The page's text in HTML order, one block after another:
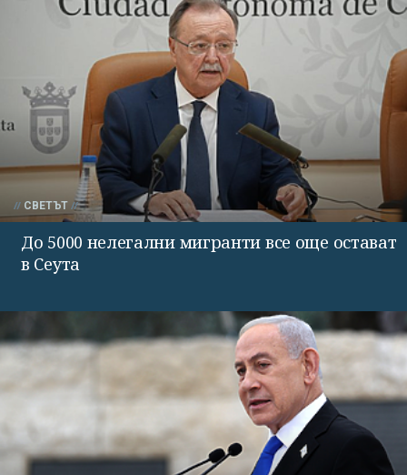
СВЕТЪТ
До 5000 нелегални мигранти все още остават
в Сеута